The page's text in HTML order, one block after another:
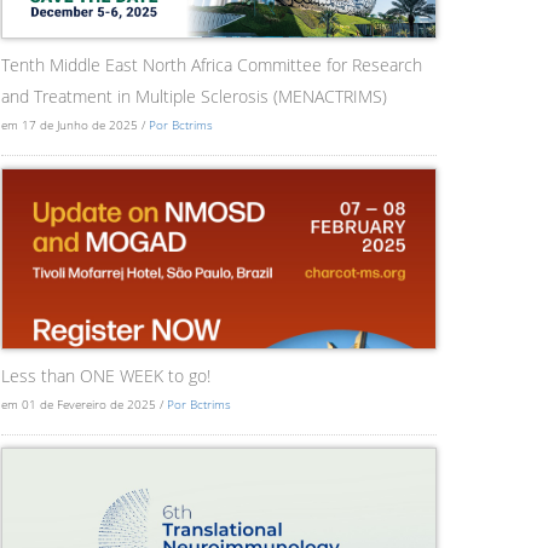
Tenth Middle East North Africa Committee for Research
and Treatment in Multiple Sclerosis (MENACTRIMS)
em 17 de Junho de 2025 / Por Bctrims
Less than ONE WEEK to go!
em 01 de Fevereiro de 2025 / Por Bctrims